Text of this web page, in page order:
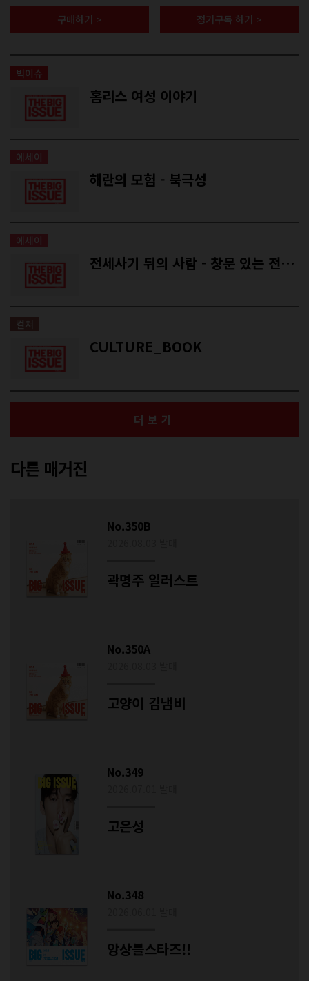
구매하기 > 정기구독 하기 >
빅이슈
홈리스 여성 이야기
에세이
해란의 모험 - 북극성
에세이
전세사기 뒤의 사람 - 창문 있는 전셋집에서 비로소 겨울 이불을 샀다
컬쳐
CULTURE_BOOK
더보기
다른 매거진
No.350B
곽명주 일러스트
No.350A
고양이 김냄비
No.349
고은성
No.348
앙상블스타즈!!